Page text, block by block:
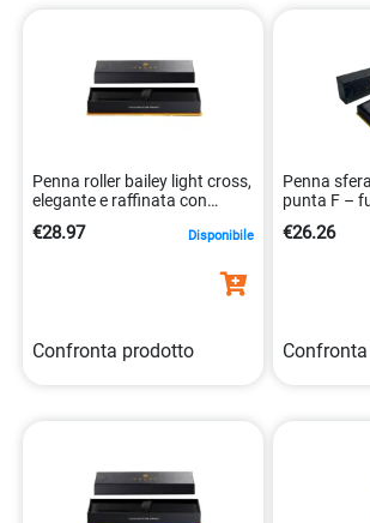
Penna roller bailey light cross,
elegante e raffinata con
€28.97 Disponibile
Confronta prodotto
Penna
punta F –
€26.26